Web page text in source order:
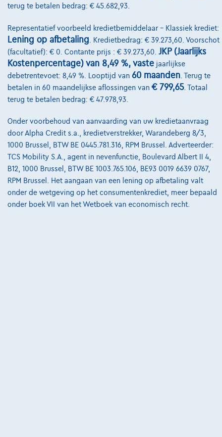
Mazda CX-30
ESKYACTIV-X
03/2023
44.227 km Hybride 137 kW ( 186 PK )
terug te betalen bedrag: € 45.682,93.
Representatief voorbeeld kredietbemiddelaar – Klassiek krediet:
Lening op afbetaling . Kredietbedrag: € 39.273,60. Voorschot
(facultatief): € 0. Contante prijs : € 39.273,60. JKP (Jaarlijks
Kostenpercentage) van 8,49 %, vaste jaarlijkse
debetrentevoet: 8,49 %. Looptijd van 60 maanden . Terug te
betalen in 60 maandelijkse aflossingen van € 799,65. Totaal
terug te betalen bedrag: € 47.978,93.
Onder voorbehoud van aanvaarding van uw kredietaanvraag
door Alpha Credit s.a., kredietverstrekker, Warandeberg 8/3,
1000 Brussel, BTW BE 0445.781.316, RPM Brussel. Adverteerder:
TCS Mobility S.A., agent in nevenfunctie, Boulevard Albert II 4,
B12, 1000 Brussel, BTW BE 1003.765.106, BE93 0019 6639 0767,
RPM Brussel. Het aangaan van een lening op afbetaling valt
onder de wetgeving op het consumentenkrediet, meer bepaald
onder boek VII van het Wetboek van economisch recht.